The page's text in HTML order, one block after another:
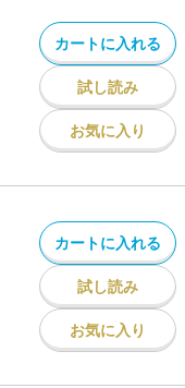
カートに入れる
試し読み
お気に入り
カートに入れる
試し読み
お気に入り